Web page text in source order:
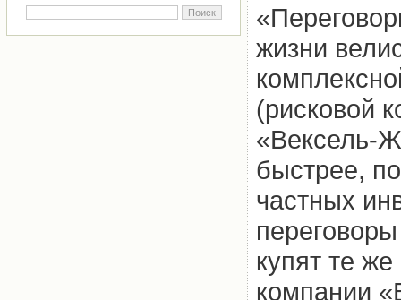
жизни
(рисковой
«Вексель-
быстрее,
частных
купят те
компании